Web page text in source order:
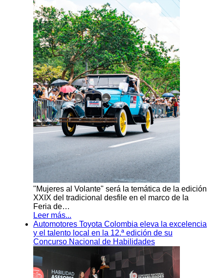
"Mujeres al Volante" será la temática de la edición
XXIX del tradicional desfile en el marco de la
Feria de…
Leer más...
Automotores Toyota Colombia eleva la excelencia
y el talento local en la 12.ª edición de su
Concurso Nacional de Habilidades